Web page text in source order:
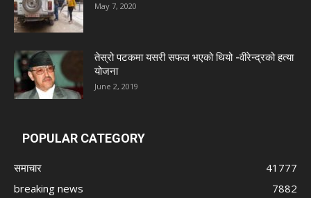
May 7, 2020
तेस्रो पटकमा यसरी सफल भएको थियो -वीरेन्द्रको हत्या
योजना
June 2, 2019
POPULAR CATEGORY
समाचार
41777
breaking news
7882